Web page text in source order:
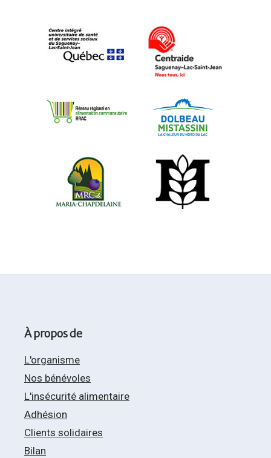
À propos de
L'organisme
Nos bénévoles
L'insécurité alimentaire
Adhésion
Clients solidaires
Bilan